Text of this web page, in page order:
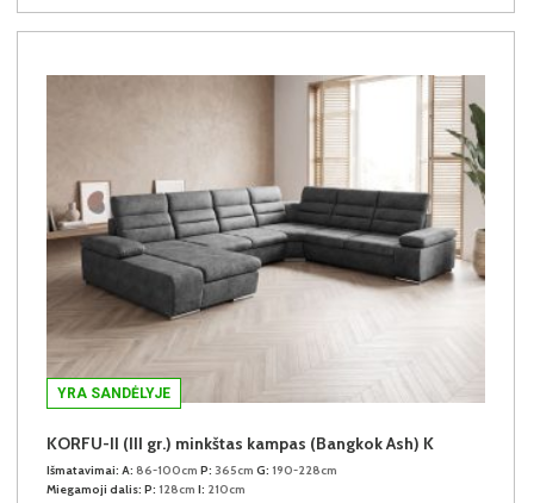
YRA SANDĖLYJE
KORFU-II (III gr.) minkštas kampas (Bangkok Ash) K
Išmatavimai: A: 86-100cm P: 365cm G: 190-228cm
Miegamoji dalis: P: 128cm I: 210cm